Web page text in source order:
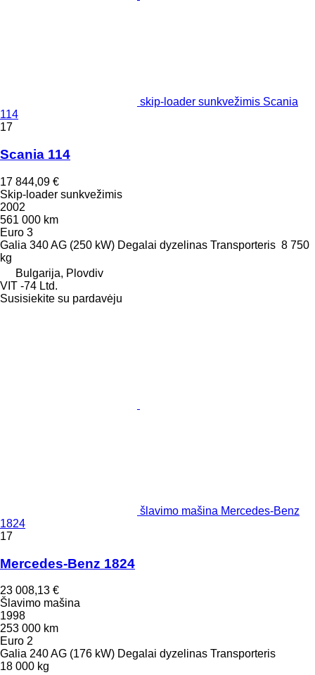
skip-loader sunkvežimis Scania
114
17
Scania 114
17 844,09 €
Skip-loader sunkvežimis
2002
561 000 km
Euro 3
Galia 340 AG (250 kW) Degalai dyzelinas Transporteris 8 750
kg
Bulgarija, Plovdiv
VIT -74 Ltd.
Susisiekite su pardavėju
šlavimo mašina Mercedes-Benz
1824
17
Mercedes-Benz 1824
23 008,13 €
Šlavimo mašina
1998
253 000 km
Euro 2
Galia 240 AG (176 kW) Degalai dyzelinas Transporteris
18 000 kg